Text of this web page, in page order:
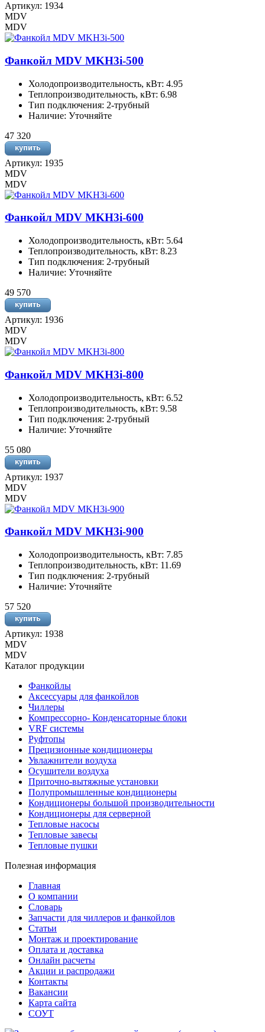
Артикул: 1934
MDV
MDV
Фанкойл MDV MKH3i-500
Холодопроизводительность, кВт: 4.95
Теплопроизводительность, кВт: 6.98
Тип подключения: 2-трубный
Наличие: Уточняйте
47 320
Артикул: 1935
MDV
MDV
Фанкойл MDV MKH3i-600
Холодопроизводительность, кВт: 5.64
Теплопроизводительность, кВт: 8.23
Тип подключения: 2-трубный
Наличие: Уточняйте
49 570
Артикул: 1936
MDV
MDV
Фанкойл MDV MKH3i-800
Холодопроизводительность, кВт: 6.52
Теплопроизводительность, кВт: 9.58
Тип подключения: 2-трубный
Наличие: Уточняйте
55 080
Артикул: 1937
MDV
MDV
Фанкойл MDV MKH3i-900
Холодопроизводительность, кВт: 7.85
Теплопроизводительность, кВт: 11.69
Тип подключения: 2-трубный
Наличие: Уточняйте
57 520
Артикул: 1938
MDV
MDV
Каталог продукции
Фанкойлы
Аксессуары для фанкойлов
Чиллеры
Компрессорно- Конденсаторные блоки
VRF системы
Руфтопы
Прецизионные кондиционеры
Увлажнители воздуха
Осушители воздуха
Приточно-вытяжные установки
Полупромышленные кондиционеры
Кондиционеры большой производительности
Кондиционеры для серверной
Тепловые насосы
Тепловые завесы
Тепловые пушки
Полезная информация
Главная
О компании
Словарь
Запчасти для чиллеров и фанкойлов
Статьи
Монтаж и проектирование
Оплата и доставка
Онлайн расчеты
Акции и распродажи
Контакты
Вакансии
Карта сайта
СОУТ